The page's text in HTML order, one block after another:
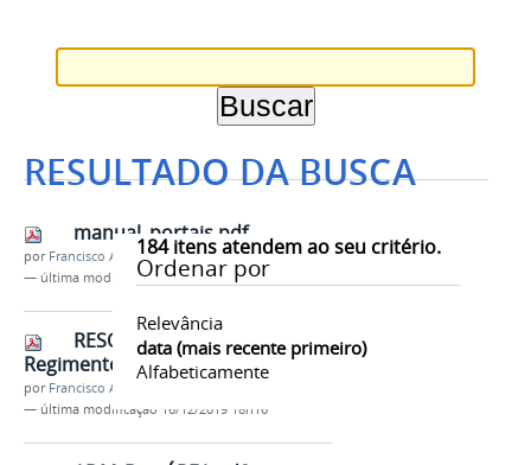
RESULTADO DA BUSCA
184itens atendem ao seu critério.
Ordenar por
Relevância
data (mais recente primeiro)
Alfabeticamente
manual_portais.pdf
por Francisco Alves Pinheiro
— última modificação16/12/2019 18h16
RESOLUÇÃO Nº 15 -
Regimento Interno PROFIAP.pdf
por Francisco Alves Pinheiro
— última modificação 16/12/2019 18h16